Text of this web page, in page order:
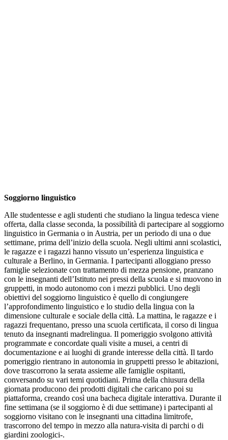
Soggiorno linguistico
Alle studentesse e agli studenti che studiano la lingua tedesca viene
offerta, dalla classe seconda, la possibilità di partecipare al soggiorno
linguistico in Germania o in Austria, per un periodo di una o due
settimane, prima dell’inizio della scuola. Negli ultimi anni scolastici,
le ragazze e i ragazzi hanno vissuto un’esperienza linguistica e
culturale a Berlino, in Germania. I partecipanti alloggiano presso
famiglie selezionate con trattamento di mezza pensione, pranzano
con le insegnanti dell’Istituto nei pressi della scuola e si muovono in
gruppetti, in modo autonomo con i mezzi pubblici. Uno degli
obiettivi del soggiorno linguistico è quello di congiungere
l’approfondimento linguistico e lo studio della lingua con la
dimensione culturale e sociale della città. La mattina, le ragazze e i
ragazzi frequentano, presso una scuola certificata, il corso di lingua
tenuto da insegnanti madrelingua. Il pomeriggio svolgono attività
programmate e concordate quali visite a musei, a centri di
documentazione e ai luoghi di grande interesse della città. Il tardo
pomeriggio rientrano in autonomia in gruppetti presso le abitazioni,
dove trascorrono la serata assieme alle famiglie ospitanti,
conversando su vari temi quotidiani. Prima della chiusura della
giornata producono dei prodotti digitali che caricano poi su
piattaforma, creando così una bacheca digitale interattiva. Durante il
fine settimana (se il soggiorno è di due settimane) i partecipanti al
soggiorno visitano con le insegnanti una cittadina limitrofe,
trascorrono del tempo in mezzo alla natura-visita di parchi o di
giardini zoologici-.